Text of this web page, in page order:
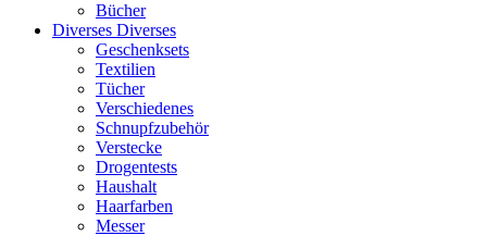
Bücher
Diverses Diverses
Geschenksets
Textilien
Tücher
Verschiedenes
Schnupfzubehör
Verstecke
Drogentests
Haushalt
Haarfarben
Messer